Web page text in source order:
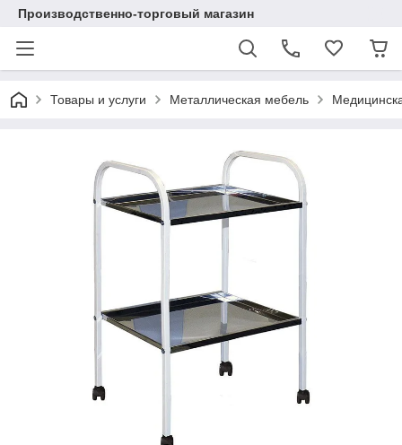
Производственно-торговый магазин
Товары и услуги Металлическая мебель